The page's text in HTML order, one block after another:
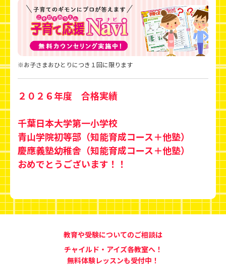
※お子さまおひとりにつき１回に限ります
２０２６年度 合格実績
千葉日本大学第一小学校
青山学院初等部（知能育成コース＋他塾）
慶應義塾幼稚舎（知能育成コース＋他塾）
おめでとうございます！！
教育や受験についてのご相談は
チャイルド・アイズ各教室へ！
無料体験レッスンも受付中！